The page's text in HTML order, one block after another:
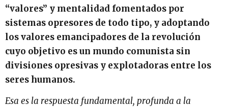
“valores” y mentalidad fomentados por
sistemas opresores de todo tipo, y adoptando
los valores emancipadores de la revolución
cuyo objetivo es un mundo comunista sin
divisiones opresivas y explotadoras entre los
seres humanos.
Esa es la respuesta fundamental, profunda a la